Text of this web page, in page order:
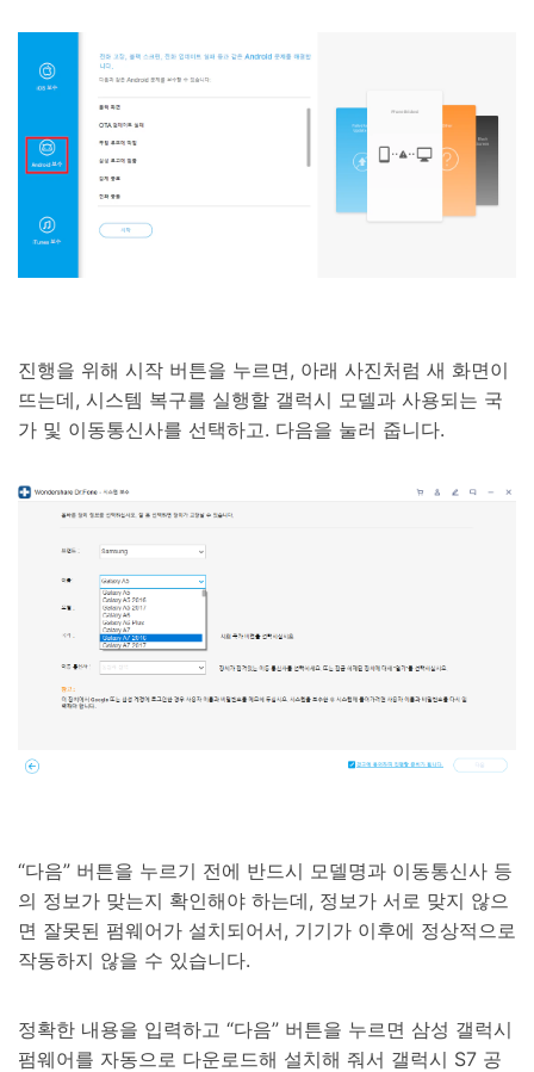
진행을 위해 시작 버튼을 누르면, 아래 사진처럼 새 화면이
뜨는데, 시스템 복구를 실행할 갤럭시 모델과 사용되는 국
가 및 이동통신사를 선택하고. 다음을 눌러 줍니다.
“다음” 버튼을 누르기 전에 반드시 모델명과 이동통신사 등
의 정보가 맞는지 확인해야 하는데, 정보가 서로 맞지 않으
면 잘못된 펌웨어가 설치되어서, 기기가 이후에 정상적으로
작동하지 않을 수 있습니다.
정확한 내용을 입력하고 “다음” 버튼을 누르면 삼성 갤럭시
펌웨어를 자동으로 다운로드해 설치해 줘서 갤럭시 S7 공